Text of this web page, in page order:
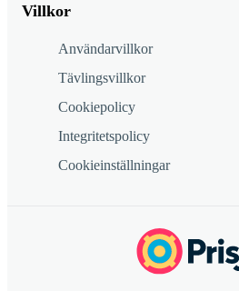
Villkor
Användarvillkor
Tävlingsvillkor
Cookiepolicy
Integritetspolicy
Cookieinställningar